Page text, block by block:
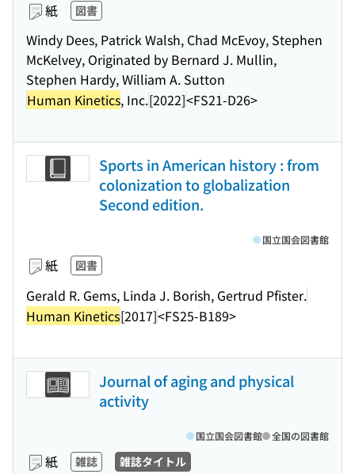
紙 図書
Windy Dees, Patrick Walsh, Chad McEvoy, Stephen
McKelvey, Originated by Bernard J. Mullin,
Stephen Hardy, William A. Sutton
Human Kinetics, Inc.[2022]<FS21-D26>
Sports in American history : from
colonization to globalization
Second edition.
紙 図書
Gerald R. Gems, Linda J. Borish, Gertrud Pfister.
Human Kinetics[2017]<FS25-B189>
国立国会図書館
Journal of aging and physical
activity
紙 雑誌 雑誌タイトル
国立国会図書館 全国の図書館